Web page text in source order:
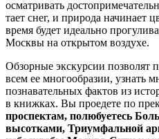
осматривать
тает снег, и природа начинает
время будет идеально
Москвы на открытом воздухе.
Обзорные экскурсии позволят
всем ее многообразии, узнать
познавательных фактов из
в книжках. Вы проедете по
проспектам, полюбуетесь
высотками, Триумфальной